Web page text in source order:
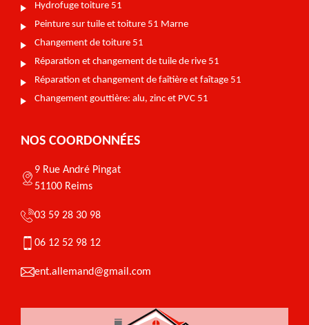
Hydrofuge toiture 51
Peinture sur tuile et toiture 51 Marne
Changement de toiture 51
Réparation et changement de tuile de rive 51
Réparation et changement de faîtière et faîtage 51
Changement gouttière: alu, zinc et PVC 51
NOS COORDONNÉES
9 Rue André Pingat
51100 Reims
03 59 28 30 98
06 12 52 98 12
ent.allemand@gmail.com